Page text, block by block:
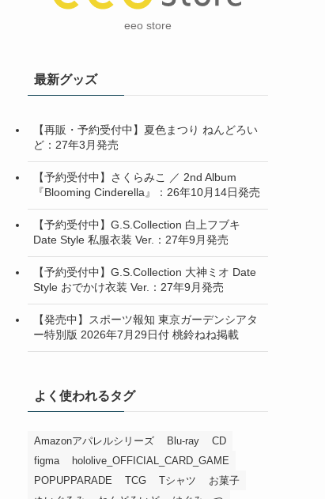
eeo store
最新グッズ
【再販・予約受付中】夏色まつり ねんどろい
ど：27年3月発売
【予約受付中】さくらみこ ／ 2nd Album
『Blooming Cinderella』：26年10月14日発売
【予約受付中】G.S.Collection 白上フブキ
Date Style 私服衣装 Ver.：27年9月発売
【予約受付中】G.S.Collection 大神ミオ Date
Style おでかけ衣装 Ver.：27年9月発売
【発売中】スポーツ報知 東京ガーデンシアタ
ー特別版 2026年7月29日付 桃鈴ねね掲載
よく使われるタグ
Amazonアパレルシリーズ Blu-ray
CD
figma
hololive_OFFICIAL_CARD_GAME
POPUPPARADE
TCG Tシャツ
お菓子